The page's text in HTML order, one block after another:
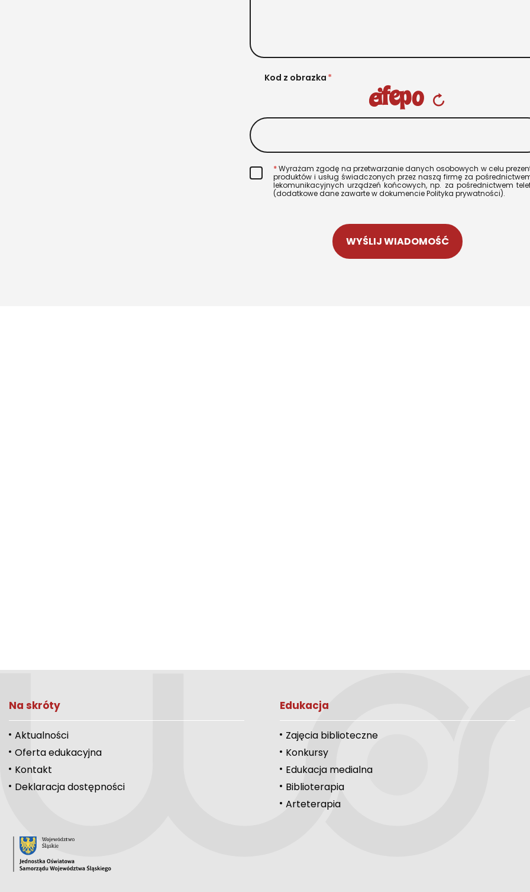
Kod z obrazka
Wy­ra­żam zgodę na prze­twa­rza­nie da­nych oso­bo­wych w celu
pro­duk­tów i usług świad­czo­nych przez naszą firmę za
le­ko­mu­ni­ka­cyj­nych urzą­dzeń koń­co­wych, np. za po­śred­nic­twem
(do­dat­ko­we dane za­war­te w do­ku­men­cie Po­li­ty­ka pry­wat­no­ści).
WYŚLIJ WIADOMOŚĆ
Na skróty
Aktualności
Oferta edukacyjna
Kontakt
Deklaracja dostępności
Edukacja
Zajęcia biblioteczne
Konkursy
Edukacja medialna
Biblioterapia
Arteterapia